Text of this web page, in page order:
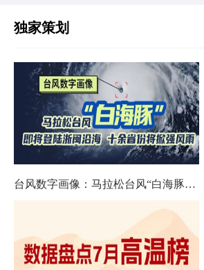
独家策划
台风数字画像：马拉松台风“白海豚”将影响十余省份